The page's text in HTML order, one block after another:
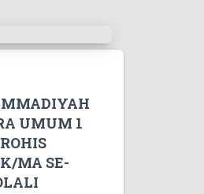
UMUM 1
MA SE-